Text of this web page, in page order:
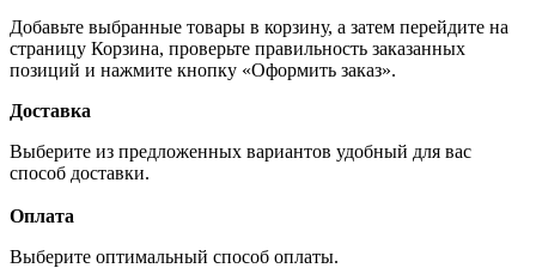
Добавьте выбранные товары в корзину, а затем перейдите на
страницу Корзина, проверьте правильность заказанных
позиций и нажмите кнопку «Оформить заказ».
Доставка
Выберите из предложенных вариантов удобный для вас
способ доставки.
Оплата
Выберите оптимальный способ оплаты.